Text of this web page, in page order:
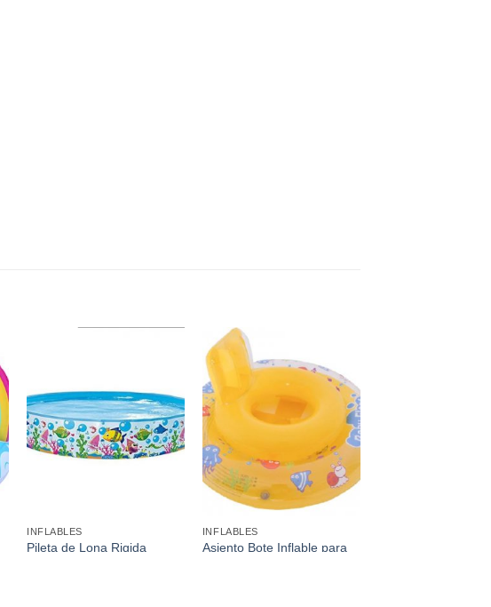
Añadir a
favoritos
INFLABLES
Pileta de Lona Rigida
Añadir a
favoritos
INFLABLES
Asiento Bote Inflable para